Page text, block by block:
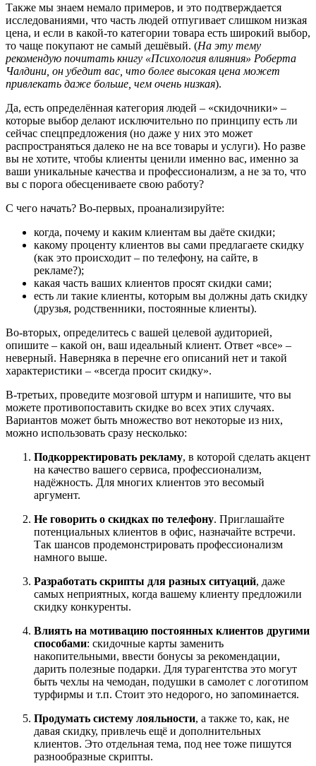
Также мы знаем немало примеров, и это подтверждается
исследованиями, что часть людей отпугивает слишком низкая
цена, и если в какой-то категории товара есть широкий выбор,
то чаще покупают не самый дешёвый. (На эту тему
рекомендую почитать книгу «Психология влияния» Роберта
Чалдини, он убедит вас, что более высокая цена может
привлекать даже больше, чем очень низкая).
Да, есть определённая категория людей – «скидочники» –
которые выбор делают исключительно по принципу есть ли
сейчас спецпредложения (но даже у них это может
распространяться далеко не на все товары и услуги). Но разве
вы не хотите, чтобы клиенты ценили именно вас, именно за
ваши уникальные качества и профессионализм, а не за то, что
вы с порога обесцениваете свою работу?
С чего начать? Во-первых, проанализируйте:
когда, почему и каким клиентам вы даёте скидки;
какому проценту клиентов вы сами предлагаете скидку
(как это происходит – по телефону, на сайте, в
рекламе?);
какая часть ваших клиентов просят скидки сами;
есть ли такие клиенты, которым вы должны дать скидку
(друзья, родственники, постоянные клиенты).
Во-вторых, определитесь с вашей целевой аудиторией,
опишите – какой он, ваш идеальный клиент. Ответ «все» –
неверный. Наверняка в перечне его описаний нет и такой
характеристики – «всегда просит скидку».
В-третьих, проведите мозговой штурм и напишите, что вы
можете противопоставить скидке во всех этих случаях.
Вариантов может быть множество вот некоторые из них,
можно использовать сразу несколько:
Подкорректировать рекламу, в которой сделать акцент
на качество вашего сервиса, профессионализм,
надёжность. Для многих клиентов это весомый
аргумент.
Не говорить о скидках по телефону. Приглашайте
потенциальных клиентов в офис, назначайте встречи.
Так шансов продемонстрировать профессионализм
намного выше.
Разработать скрипты для разных ситуаций, даже
самых неприятных, когда вашему клиенту предложили
скидку конкуренты.
Влиять на мотивацию постоянных клиентов другими
способами: скидочные карты заменить
накопительными, ввести бонусы за рекомендации,
дарить полезные подарки. Для турагентства это могут
быть чехлы на чемодан, подушки в самолет с логотипом
турфирмы и т.п. Стоит это недорого, но запоминается.
Продумать систему лояльности, а также то, как, не
давая скидку, привлечь ещё и дополнительных
клиентов. Это отдельная тема, под нее тоже пишутся
разнообразные скрипты.